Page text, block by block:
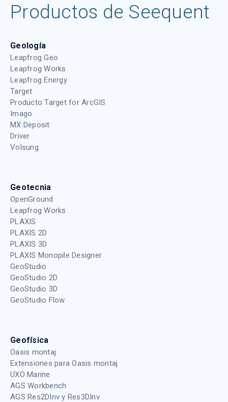
Productos de Seequent
Geología
Leapfrog Geo
Leapfrog Works
Leapfrog Energy
Target
Producto Target for ArcGIS
Imago
MX Deposit
Driver
Volsung
Geotecnia
OpenGround
Leapfrog Works
PLAXIS
PLAXIS 2D
PLAXIS 3D
PLAXIS Monopile Designer
GeoStudio
GeoStudio 2D
GeoStudio 3D
GeoStudio Flow
Geofísica
Oasis montaj
Extensiones para Oasis montaj
UXO Marine
AGS Workbench
AGS Res2DInv y Res3DInv